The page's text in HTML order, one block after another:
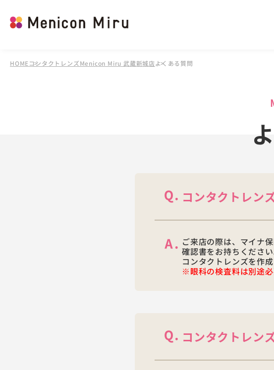
HOMEコンタクトレンズMenicon Miru 武蔵新城店よくある質問
コンタクトレン
ご来店の際は、マイナ
確認書をお持ちください
コンタクトレンズを作
※眼科の検査料は別途
コンタクトレン